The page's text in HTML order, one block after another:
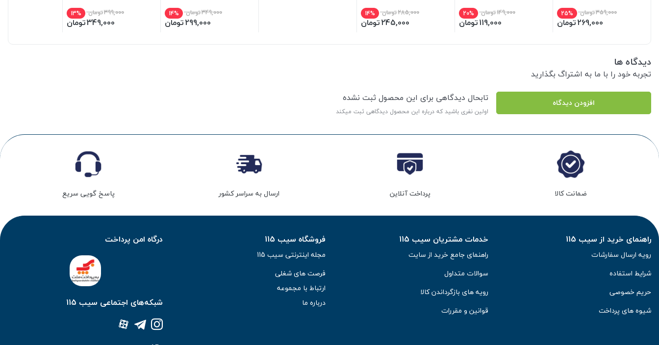
359,000تومان 25%
269,000تومان
149,000تومان 20%
119,000تومان
285,000تومان 14%
245,000تومان
349,000تومان 14%
299,000تومان
399,000تومان 13%
349,000تومان
دیدگاه ها
تجربه خود را با ما به اشتراگ بگذارید
افزودن دیدگاه تابحال دیدگاهی برای این محصول ثبت نشده
اولین نفری باشید که درباره این محصول دیدگاهی ثبت میکند
ضمانت کالا پرداخت آنلاین ارسال به سراسر کشور پاسخ گویی سریع
راهنمای خرید از سیب 115
رویه ارسال سفارشات
شرایط استفاده
حریم خصوصی
شیوه های پرداخت
خدمات مشتریان سیب 115
راهنمای جامع خرید از سایت
سوالات متداول
رویه های بازگرداندن کالا
قوانین و مقررات
فروشگاه سیب 115
مجله اینترنتی سیب 115
فرصت های شغلی
ارتباط با مجموعه
درباره ما
درگاه امن پرداخت
شبکه‌های اجتماعی سیب 115